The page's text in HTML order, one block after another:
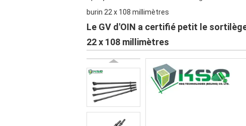
burin 22 x 108 millimètres
Le GV d'OIN a certifié petit le
22 x 108 millimètres